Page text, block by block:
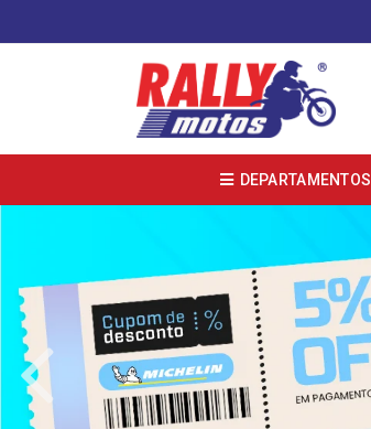
DEPARTAMENTOS